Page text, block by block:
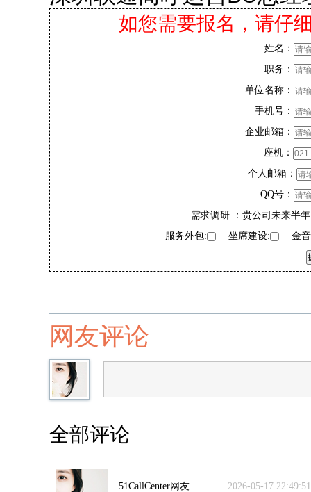
如您需要报名，请仔
姓名：
职务：
单位名称：
手机号：
企业邮箱：
座机：
个人邮箱：
QQ号：
需求调研 ：贵公司未来半
服务外包:
坐席建设: 金音
网友评论
全部评论
51CallCenter网友
2026-05-17 22:49:51